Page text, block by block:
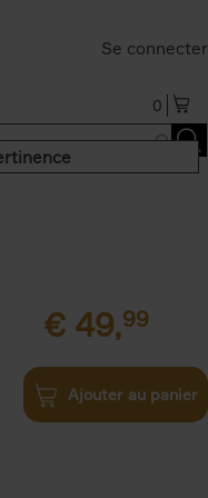
Se connecter
0
€ 49,99
Ajouter au panier